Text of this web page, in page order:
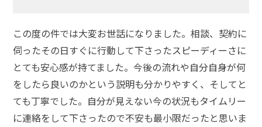
この度の件では大変お世話になりました。相談、契約に
伺ったその日すぐに行動して下さったスピーディーさに
とても安心感が持てました。今後の流れや自分自身が何
をしたら良いのかという説明も分かりやすく、そしてと
ても丁寧でした。自分が見えない今の状況もタイムリー
に連絡をして下さったので不安も最小限だったと思いま